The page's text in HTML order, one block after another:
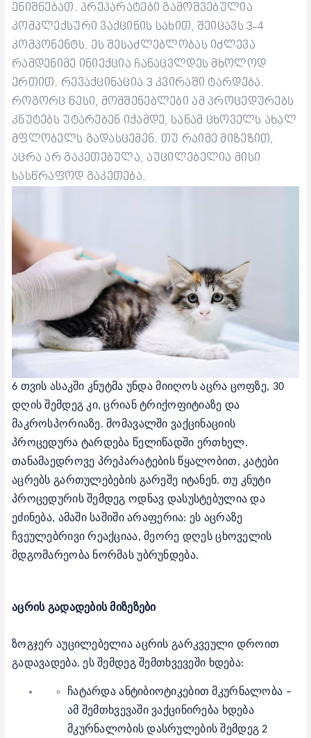
ენიშნებათ. პრეპარატები გამოშვებულია
კომპლექსური ვაქცინის სახით, შეიცავს 3-4
კომპონენტს. ეს შესაძლებლობას იძლევა
რამდენიმე ინიექცია ჩანაცვლდეს მხოლოდ
ერთით. რევაქცინაცია 3 კვირაში ტარდება.
როგორც წესი, მომშენებლები ამ პროცედურებს
კნუტებს უტარებენ იქამდე, სანამ ცხოველს ახალ
მფლობელს გადასცემენ. თუ რაიმე მიზეზით,
აცრა არ გაკეთებულა, აუცილებელია მისი
სასწრაფოდ გაკეთება.
6 თვის ასაკში კნუტმა უნდა მიიღოს აცრა ცოფზე, 30
დღის შემდეგ კი, ცრიან ტრიქოფიტიაზე და
მაკროსპორიაზე. მომავალში ვაქცინაციის
პროცედურა ტარდება წელიწადში ერთხელ.
თანამაედროვე პრეპარატების წყალობით, კატები
აცრებს გართულებების გარეშე იტანენ. თუ კნუტი
პროცედურის შემდეგ ოდნავ დასუსტებულია და
ეძინება, ამაში საშიში არაფერია: ეს აცრაზე
ჩვეულებრივი რეაქციაა, მეორე დღეს ცხოველის
მდგომარეობა ნორმას უბრუნდება.
აცრის გადადების მიზეზები
ზოგჯერ აუცილებელია აცრის გარკვეული დროით
გადავადება. ეს შემდეგ შემთხვევეში ხდება:
ჩატარდა ანტიბიოტიკებით მკურნალობა –
ამ შემთხვევაში ვაქცინირება ხდება
მკურნალობის დასრულების შემდეგ 2